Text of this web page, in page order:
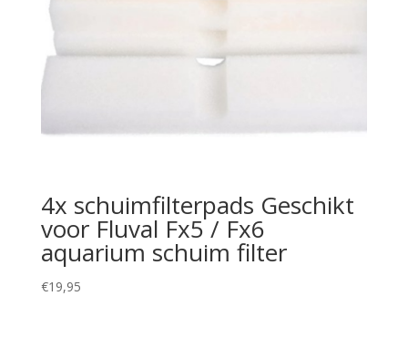
4x schuimfilterpads Geschikt
voor Fluval Fx5 / Fx6
aquarium schuim filter
€19,95